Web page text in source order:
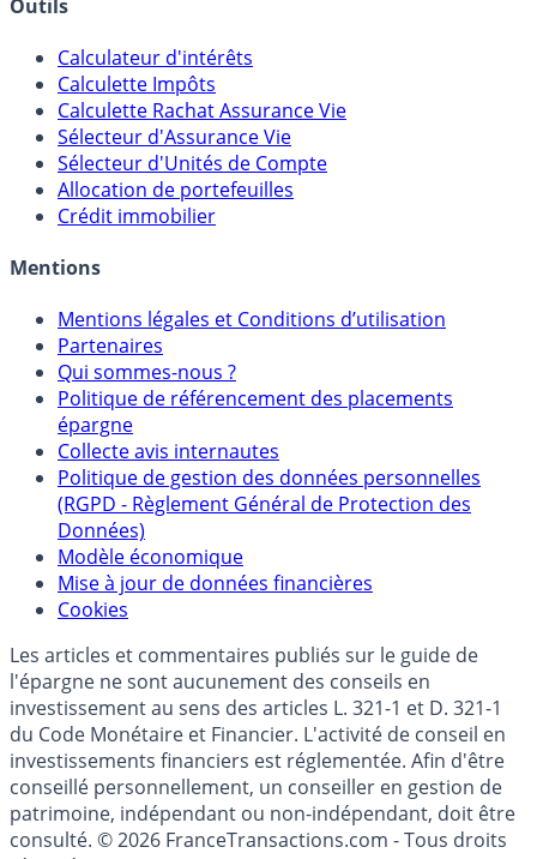
Calculateur d'intérêts
Calculette Impôts
Calculette Rachat Assurance Vie
Sélecteur d'Assurance Vie
Sélecteur d'Unités de Compte
Allocation de portefeuilles
Mentions légales et Conditions d’utilisation
Partenaires
Qui sommes-nous ?
Politique de référencement des placements
épargne
Collecte avis internautes
Politique de gestion des données personnelles
(RGPD - Règlement Général de Protection des
Données)
Modèle économique
Mise à jour de données financières
Cookies
Les articles et commentaires publiés sur le guide de
l'épargne ne sont aucunement des conseils en
investissement au sens des articles L. 321-1 et D. 321-1
du Code Monétaire et Financier. L'activité de conseil en
investissements financiers est réglementée. Afin d'être
conseillé personnellement, un conseiller en gestion de
patrimoine, indépendant ou non-indépendant, doit être